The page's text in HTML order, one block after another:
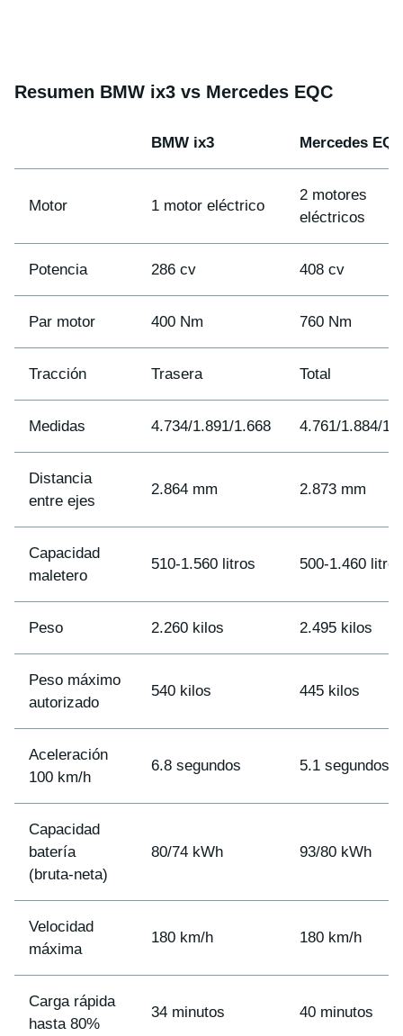
Resumen BMW ix3 vs Mercedes EQC
BMW ix3 Mercedes
Motor 1 motor eléctrico
2 motores
eléctricos
Potencia 286 cv 408 cv
Par motor 400 Nm 760 Nm
Tracción Trasera Total
Medidas 4.734/1.891/1.668 4.761/1.884/
Distancia
entre ejes
2.864 mm 2.873 mm
Capacidad
maletero
510-1.560 litros 500-1.460 litros
Peso 2.260 kilos 2.495 kilos
Peso máximo
autorizado
540 kilos 445 kilos
Aceleración
100 km/h
6.8 segundos 5.1 segundos
Capacidad
batería
(bruta-neta)
80/74 kWh 93/80 kWh
Velocidad
máxima
180 km/h 180 km/h
Carga rápida
hasta 80%
34 minutos 40 minutos